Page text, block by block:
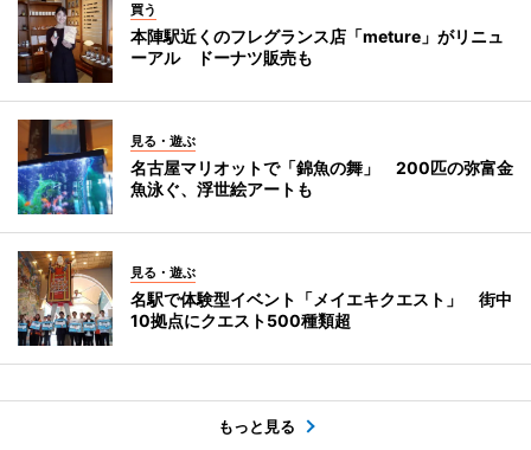
買う
本陣駅近くのフレグランス店「meture」がリニュ
ーアル ドーナツ販売も
見る・遊ぶ
名古屋マリオットで「錦魚の舞」 200匹の弥富金
魚泳ぐ、浮世絵アートも
見る・遊ぶ
名駅で体験型イベント「メイエキクエスト」 街中
10拠点にクエスト500種類超
もっと見る